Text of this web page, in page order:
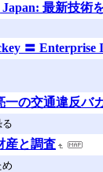
最新技術
〓 Enterprise
一の交通違反バ
産と調査
め